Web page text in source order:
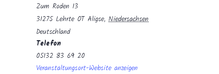
Zum Roden 13
31275 Lehrte OT Aligse, Niedersachsen
Deutschland
Telefon
05132 83 69 20
Veranstaltungsort-Website anzeigen